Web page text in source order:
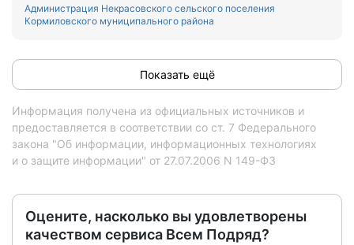
Администрация Некрасовского сельского поселения
Кормиловского муниципального района
Показать ещё
Информация получена из официальных источников и
предоставляется в соответствии со ст. 7 Федерального
закона "Об информации, информационных технологиях
и о защите информации" от 27.07.2006 N 149-ФЗ
Оцените, насколько вы удовлетворены
качеством сервиса Всем Подряд?